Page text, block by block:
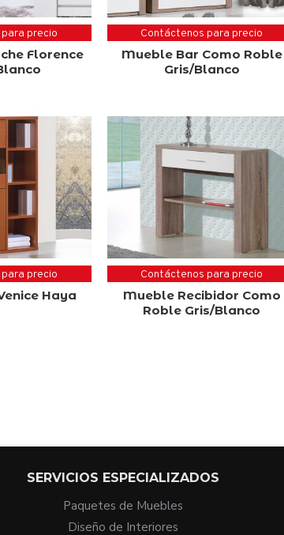
precio
Florence
Contáctenos para precio
Mueble Bar Como Roble
Gris/Blanco
precio
Haya
Contáctenos para precio
Mueble Recibidor Como
Roble Gris/Blanco
SERVICIOS ESPECIALIZADOS
Paquetes de Muebles
Diseño de Interiores